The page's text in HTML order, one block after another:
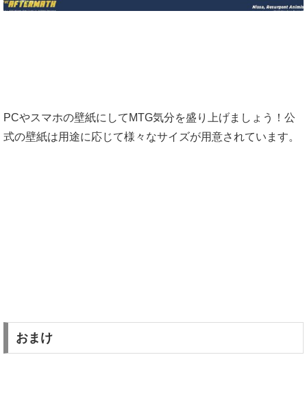
PCやスマホの壁紙にしてMTG気分を盛り上げましょう！公
式の壁紙は用途に応じて様々なサイズが用意されています。
おまけ